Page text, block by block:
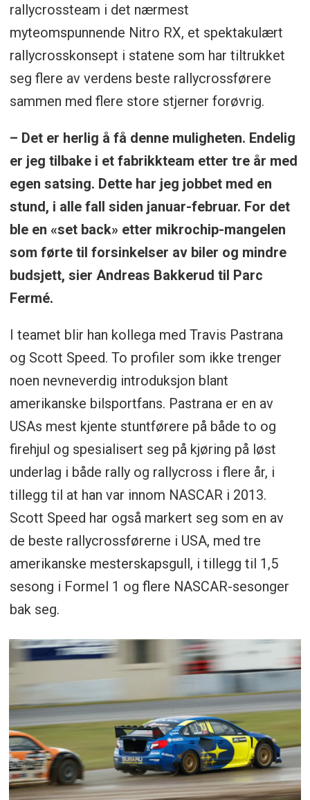
rallycrossteam i det nærmest
myteomspunnende Nitro RX, et spektakulært
rallycrosskonsept i statene som har tiltrukket
seg flere av verdens beste rallycrossførere
sammen med flere store stjerner forøvrig.
– Det er herlig å få denne muligheten. Endelig
er jeg tilbake i et fabrikkteam etter tre år med
egen satsing. Dette har jeg jobbet med en
stund, i alle fall siden januar-februar. For det
ble en «set back» etter mikrochip-mangelen
som førte til forsinkelser av biler og mindre
budsjett, sier Andreas Bakkerud til Parc
Fermé.
I teamet blir han kollega med Travis Pastrana
og Scott Speed. To profiler som ikke trenger
noen nevneverdig introduksjon blant
amerikanske bilsportfans. Pastrana er en av
USAs mest kjente stuntførere på både to og
firehjul og spesialisert seg på kjøring på løst
underlag i både rally og rallycross i flere år, i
tillegg til at han var innom NASCAR i 2013.
Scott Speed har også markert seg som en av
de beste rallycrossførerne i USA, med tre
amerikanske mesterskapsgull, i tillegg til 1,5
sesong i Formel 1 og flere NASCAR-sesonger
bak seg.